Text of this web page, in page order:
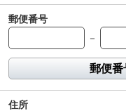
郵便番号
－
郵便番
住所